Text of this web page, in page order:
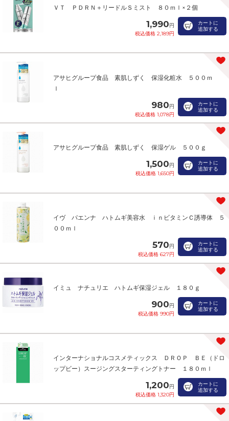
ＶＴ ＰＤＲＮ＋リードルＳミスト ８０ｍｌ×２個
1,990円
税込価格 2,189円
カートに
追加する
アサヒグループ食品 素肌しずく 保湿化粧水 ５００ｍ
ｌ
980円
税込価格 1,078円
カートに
追加する
アサヒグループ食品 素肌しずく 保湿ゲル ５００ｇ
1,500円
税込価格 1,650円
カートに
追加する
イヴ パエンナ ハトムギ美容水 ｉｎビタミンＣ誘導体 ５
００ｍｌ
570円
税込価格 627円
カートに
追加する
イミュ ナチュリエ ハトムギ保湿ジェル １８０ｇ
900円
税込価格 990円
カートに
追加する
インターナショナルコスメティックス ＤＲＯＰ ＢＥ（ドロ
ップビー）スージングスターティングトナー １８０ｍｌ
1,200円
税込価格 1,320円
カートに
追加する